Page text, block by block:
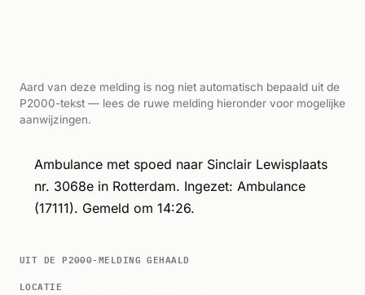
Aard van deze melding is nog niet automatisch bepaald uit de
P2000-tekst — lees de ruwe melding hieronder voor mogelijke
aanwijzingen.
Ambulance met spoed naar Sinclair Lewisplaats
nr. 3068e in Rotterdam. Ingezet: Ambulance
(17111). Gemeld om 14:26.
UIT DE P2000-MELDING GEHAALD
LOCATIE